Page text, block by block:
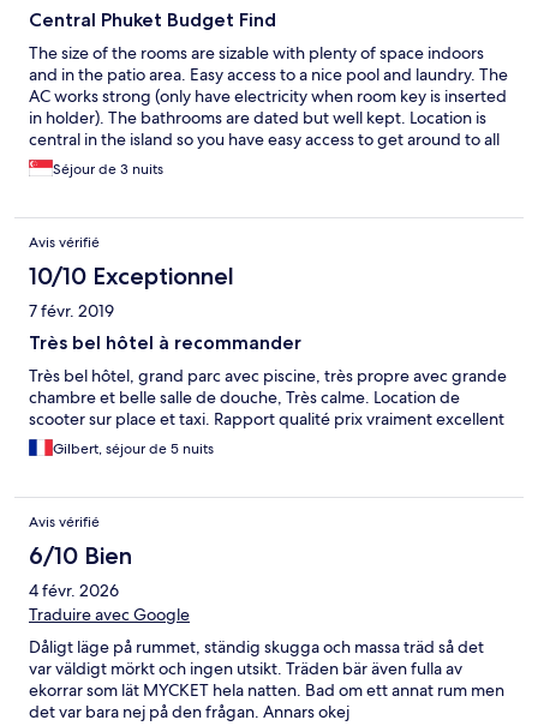
Central Phuket Budget Find
The size of the rooms are sizable with plenty of space indoors
and in the patio area. Easy access to a nice pool and laundry. The
AC works strong (only have electricity when room key is inserted
in holder). The bathrooms are dated but well kept. Location is
central in the island so you have easy access to get around to all
of the sites in Phuket, but not necessarily located close to any
food other than the nearby mall (easy access to groceries+)
Séjour de 3 nuits
Avis vérifié
10/10 Exceptionnel
7 févr. 2019
Très bel hôtel à recommander
Très bel hôtel, grand parc avec piscine, très propre avec grande
chambre et belle salle de douche, Très calme. Location de
scooter sur place et taxi. Rapport qualité prix vraiment excellent
Gilbert, séjour de 5 nuits
Avis vérifié
6/10 Bien
4 févr. 2026
Traduire avec Google
Dåligt läge på rummet, ständig skugga och massa träd så det
var väldigt mörkt och ingen utsikt. Träden bär även fulla av
ekorrar som lät MYCKET hela natten. Bad om ett annat rum men
det var bara nej på den frågan. Annars okej